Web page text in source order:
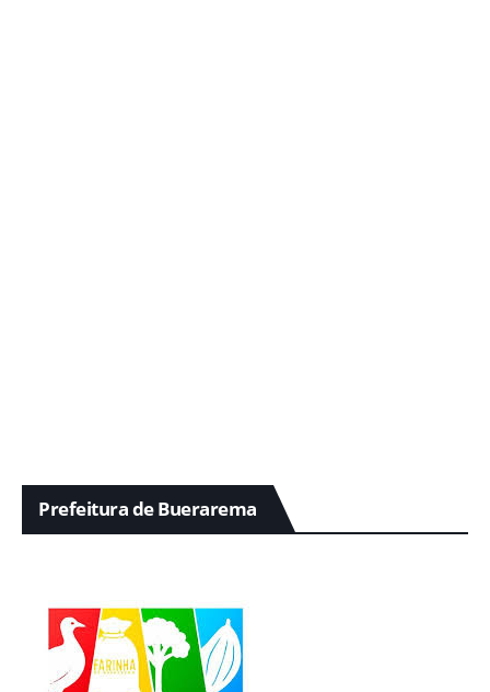
Prefeitura de Buerarema